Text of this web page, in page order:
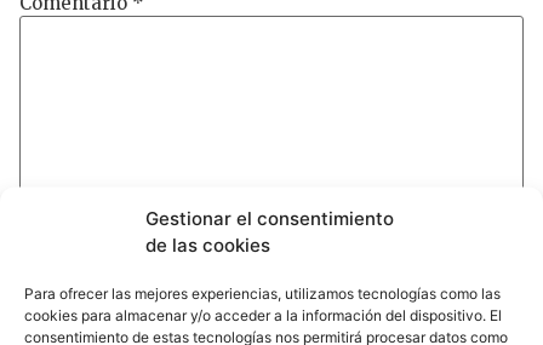
Gestionar el consentimiento
de las cookies
Para ofrecer las mejores experiencias, utilizamos tecnologías como las
cookies para almacenar y/o acceder a la información del dispositivo. El
consentimiento de estas tecnologías nos permitirá procesar datos como
Nombre